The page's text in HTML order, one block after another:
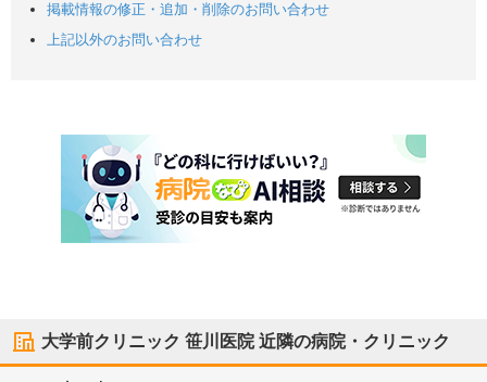
掲載情報の修正・追加・削除のお問い合わせ
上記以外のお問い合わせ
大学前クリニック 笹川医院近隣の病院・クリニック